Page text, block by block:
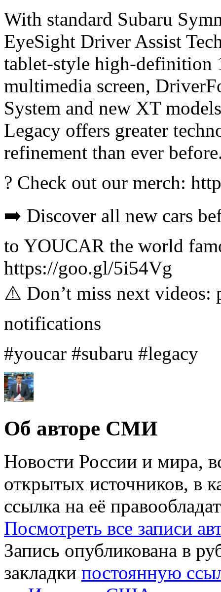
With standard Subaru
EyeSight Driver Assist
tablet-style high-
multimedia screen,
System and new XT
Legacy offers greater
refinement than ever
? Check out our merch:
➡️ Discover all new cars
to YOUCAR the world
https://goo.gl/5i54Vg
⚠️ Don’t miss next videos:
notifications
#youcar #subaru #legacy
Об авторе СМИ
Новости России и мира,
открытых источников, в
ссылка на её
Посмотреть все записи
Запись опубликована в
закладки постоянную